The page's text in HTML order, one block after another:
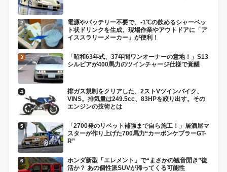
電源やバッテリー不要で、-1℃の飲めるシャーベッ
ト状ドリンクを生成。現場作業やアウトドアに「ア
イススラリーメーカー」が便利！
「昭和63年式、37年間ワンオーナーの意地！」S13
シルビアが400馬力のツインチャージ仕様で覚醒
排ガス規制をクリアした、2ストVツインバイク、
VINS。排気量は249.5cc、83HPを絞り出す。その
エンジンの技術とは
「2700発のリベット補強まで自ら施工！」居酒屋マ
スターが作り上げた700馬力“カーボンケブラーGT-
R”
ホンダ新型「エレメント」で“まさかの観音開き”復
活か？ あの個性派SUVが帰ってくる可能性